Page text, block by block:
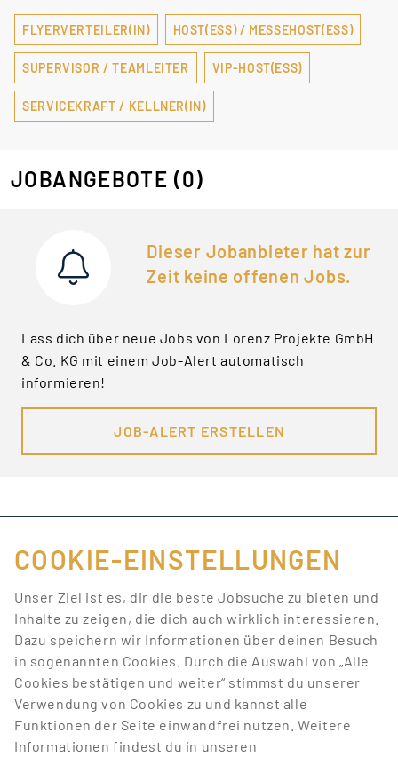
FLYERVERTEILER(IN) HOST(ESS) / MESSEHOST(ESS)
SUPERVISOR / TEAMLEITER VIP-HOST(ESS)
SERVICEKRAFT / KELLNER(IN)
JOBANGEBOTE (0)
Dieser Jobanbieter hat zur
Zeit keine offenen Jobs.
Lass dich über neue Jobs von Lorenz Projekte GmbH
& Co. KG mit einem Job-Alert automatisch
informieren!
JOB-ALERT ERSTELLEN
FÜR JOBANBIETER
LINKS
SONSTIGES
SERVICE
COOKIE-EINSTELLUNGEN
Unser Ziel ist es, dir die beste Jobsuche zu bieten und
Inhalte zu zeigen, die dich auch wirklich interessieren.
Dazu speichern wir Informationen über deinen Besuch
in sogenannten Cookies. Durch die Auswahl von „Alle
Cookies bestätigen und weiter“ stimmst du unserer
Verwendung von Cookies zu und kannst alle
Funktionen der Seite einwandfrei nutzen. Weitere
Informationen findest du in unseren